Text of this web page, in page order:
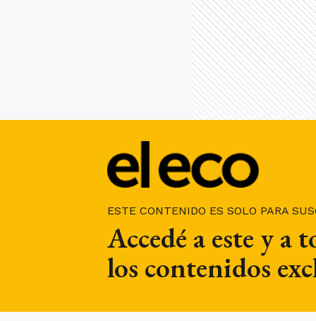
ESTE CONTENIDO ES SOLO PARA
Accedé a este y a
los contenidos